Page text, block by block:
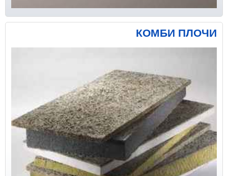
КОМБИ ПЛОЧИ